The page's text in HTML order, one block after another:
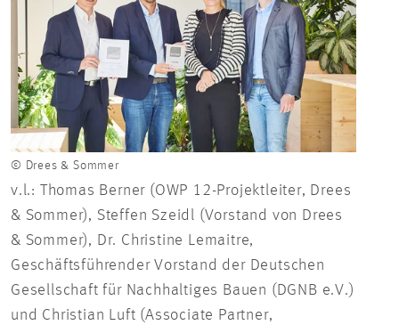
CAREER
PROJECTS
CONTACT
© Drees & Sommer
v.l.: Thomas Berner (OWP 12-Projektleiter, Drees
& Sommer), Steffen Szeidl (Vorstand von Drees
& Sommer), Dr. Christine Lemaitre,
Geschäftsführender Vorstand der Deutschen
Gesellschaft für Nachhaltiges Bauen (DGNB e.V.)
und Christian Luft (Associate Partner,